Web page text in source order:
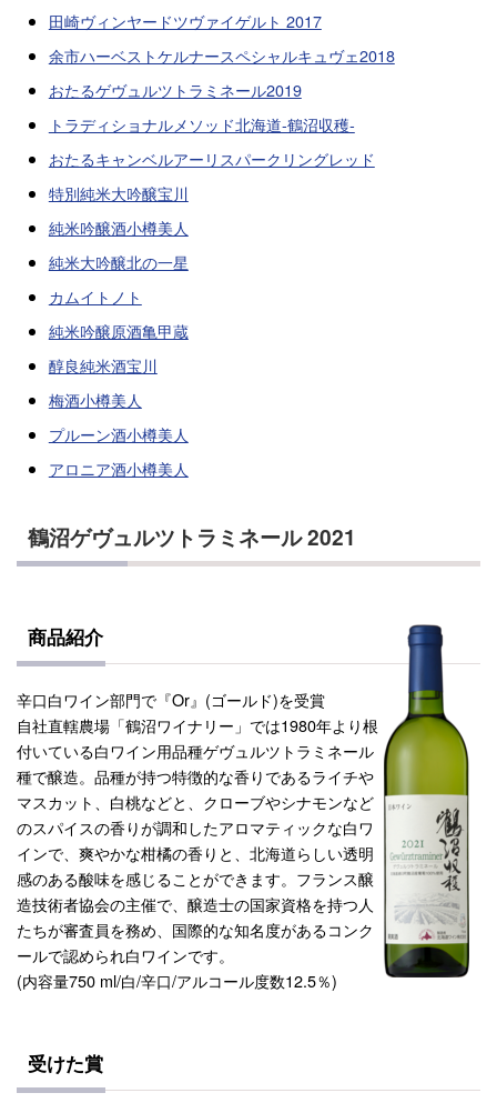
田崎ヴィンヤードツヴァイゲルト 2017
余市ハーベストケルナースペシャルキュヴェ2018
おたるゲヴュルツトラミネール2019
トラディショナルメソッド北海道-鶴沼収穫-
おたるキャンベルアーリスパークリングレッド
特別純米大吟醸宝川
純米吟醸酒小樽美人
純米大吟醸北の一星
カムイトノト
純米吟醸原酒亀甲蔵
醇良純米酒宝川
梅酒小樽美人
プルーン酒小樽美人
アロニア酒小樽美人
鶴沼ゲヴュルツトラミネール 2021
商品紹介
辛口白ワイン部門で『Or』(ゴールド)を受賞
自社直轄農場「鶴沼ワイナリー」では1980年より根
付いている白ワイン用品種ゲヴュルツトラミネール
種で醸造。品種が持つ特徴的な香りであるライチや
マスカット、白桃などと、クローブやシナモンなど
のスパイスの香りが調和したアロマティックな白ワ
インで、爽やかな柑橘の香りと、北海道らしい透明
感のある酸味を感じることができます。フランス醸
造技術者協会の主催で、醸造士の国家資格を持つ人
たちが審査員を務め、国際的な知名度があるコンク
ールで認められ白ワインです。
(内容量750 ml/白/辛口/アルコール度数12.5％)
受けた賞